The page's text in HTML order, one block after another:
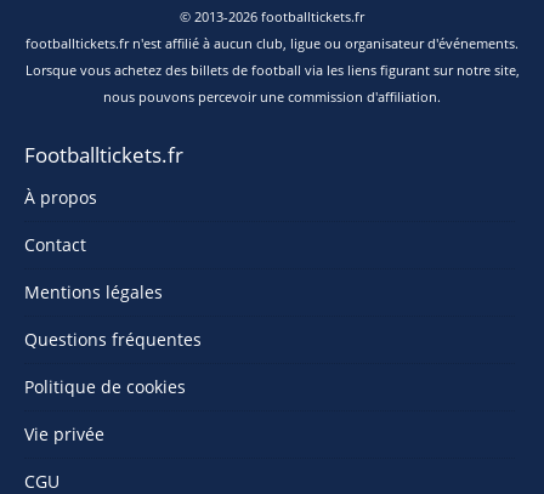
© 2013-2026 footballtickets.fr
footballtickets.fr n'est affilié à aucun club, ligue ou organisateur d'événements.
Lorsque vous achetez des billets de football via les liens figurant sur notre site,
nous pouvons percevoir une commission d'affiliation.
Footballtickets.fr
À propos
Contact
Mentions légales
Questions fréquentes
Politique de cookies
Vie privée
CGU